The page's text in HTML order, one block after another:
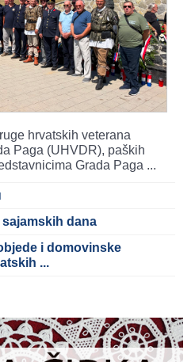
hrvatskih veterana
Paga (UHVDR), paških
Grada Paga ...
dana
i domovinske
...